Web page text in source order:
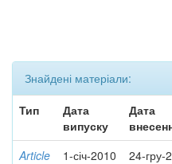
Знайдені матеріали:
Тип
Дата
випуску
Дата
Article 1-січ-2010 24-гру-